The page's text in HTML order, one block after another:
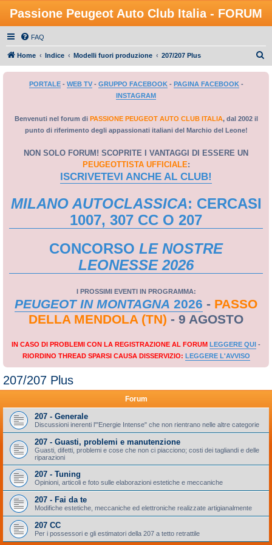
Passione Peugeot Auto Club Italia - FORUM
FAQ
Home Indice Modelli fuori produzione 207/207 Plus
PORTALE- WEB TV- GRUPPO FACEBOOK- PAGINA FACEBOOK-
INSTAGRAM
Benvenuti nel forum di PASSIONE PEUGEOT AUTO CLUB ITALIA, dal 2002 il
punto di riferimento degli appassionati italiani del Marchio del Leone!
NON SOLO FORUM! SCOPRITE I VANTAGGI DI ESSERE UN
PEUGEOTTISTA UFFICIALE:
ISCRIVETEVI ANCHE AL CLUB!
MILANO AUTOCLASSICA: CERCASI
1007, 307 CC O 207
CONCORSO LE NOSTRE
LEONESSE 2026
I PROSSIMI EVENTI IN PROGRAMMA:
PEUGEOT IN MONTAGNA 2026 - PASSO
DELLA MENDOLA (TN) - 9 AGOSTO
IN CASO DI PROBLEMI CON LA REGISTRAZIONE AL FORUM LEGGERE QUI -
RIORDINO THREAD SPARSI CAUSA DISSERVIZIO: LEGGERE L'AVVISO
207/207 Plus
Forum
207 - Generale
Discussioni inerenti l'"Energie Intense" che non rientrano nelle altre categorie
207 - Guasti, problemi e manutenzione
Guasti, difetti, problemi e cose che non ci piacciono; costi dei tagliandi e delle
riparazioni
207 - Tuning
Opinioni, articoli e foto sulle elaborazioni estetiche e meccaniche
207 - Fai da te
Modifiche estetiche, meccaniche ed elettroniche realizzate artigianalmente
207 CC
Per i possessori e gli estimatori della 207 a tetto retrattile